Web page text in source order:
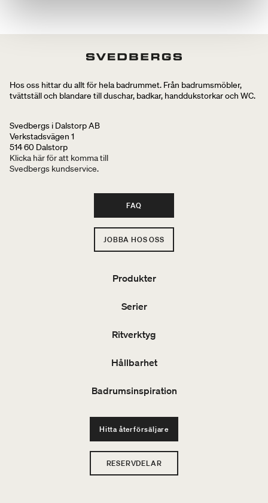
Hos oss hittar du allt för hela badrummet. Från badrumsmöbler,
tvättställ och blandare till duschar, badkar, handdukstorkar och WC.
Svedbergs i Dalstorp AB
Verkstadsvägen 1
514 60 Dalstorp
Klicka här för att komma till
Svedbergs kundservice.
FAQ
JOBBA HOS OSS
Produkter
Serier
Ritverktyg
Hållbarhet
Badrumsinspiration
Hitta återförsäljare
RESERVDELAR